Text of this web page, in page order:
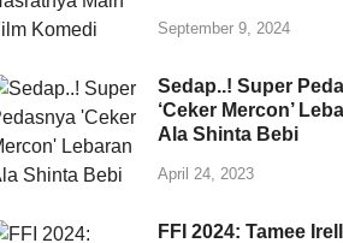
September 9, 2024
Sedap..! Super
‘Ceker Mercon’
Ala Shinta Bebi
April 24, 2023
FFI 2024: Tamee